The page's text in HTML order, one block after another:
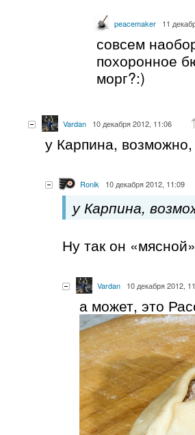
peacemaker 11
совсем
похоронное
морг?:)
Vardan 10 декабря 2012, 11:06
у Карпина,
Ronik 10 декабря 2012, 11:09
у Карпина,
Ну так он
Vardan 10 декабря 2012,
а может, это